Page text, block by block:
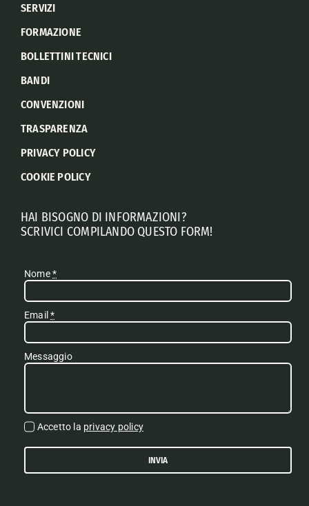
SERVIZI
FORMAZIONE
BOLLETTINI TECNICI
BANDI
CONVENZIONI
TRASPARENZA
PRIVACY POLICY
COOKIE POLICY
HAI BISOGNO DI INFORMAZIONI?
SCRIVICI COMPILANDO QUESTO FORM!
Nome*
Email*
Messaggio
Accetto la privacy policy
INVIA